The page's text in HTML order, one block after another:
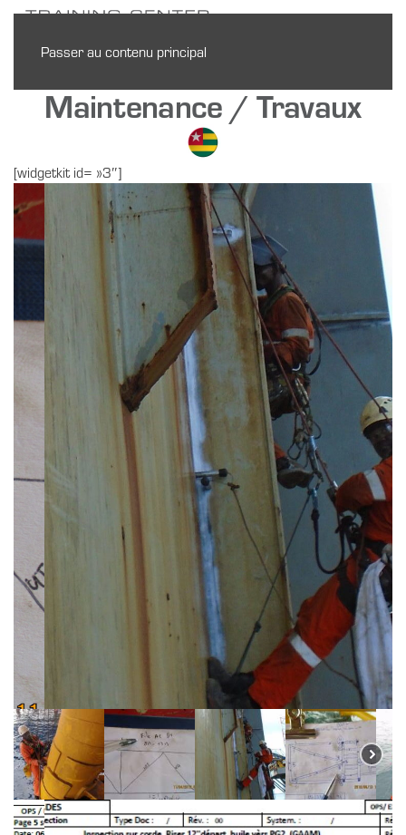
Passer au contenu principal
Maintenance / Travaux
[widgetkit id= »3″]